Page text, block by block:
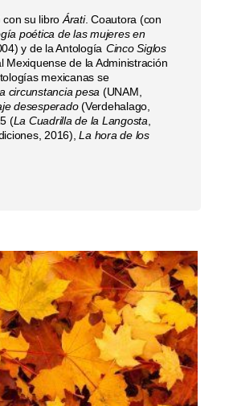
con su libro Árati. Coautora (con
poética de las mujeres en
y de la Antología Cinco Siglos
Mexiquense de la Administración
mexicanas se
circunstancia pesa (UNAM,
desesperado(Verdehalago,
(La Cuadrilla de la Langosta
2016),La hora de los